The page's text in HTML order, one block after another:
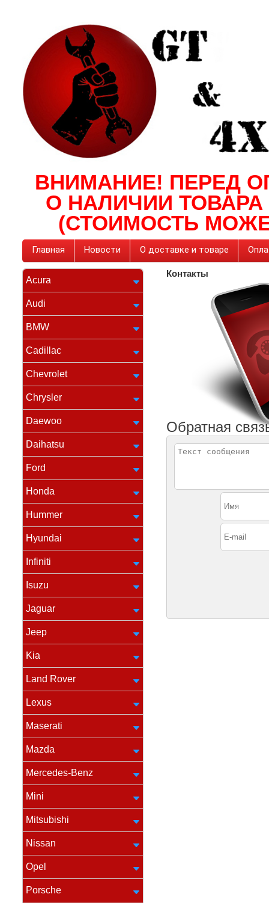
ВНИМАНИЕ! ПЕРЕД
О НАЛИЧИИ
(СТОИМОСТЬ
Главная Новости О доставке и товаре
Acura
Audi
BMW
Cadillac
Chevrolet
Chrysler
Daewoo
Daihatsu
Ford
Honda
Hummer
Hyundai
Infiniti
Isuzu
Jaguar
Jeep
Kia
Land Rover
Lexus
Maserati
Mazda
Mercedes-Benz
Mini
Mitsubishi
Nissan
Opel
Porsche
Контакты
Обратная